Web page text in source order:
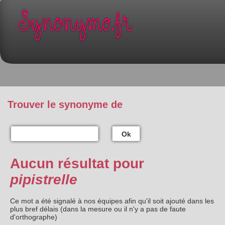
Trouver le synonyme de
Ok
Aucun résultat pour
pipistrelle
Ce mot a été signalé à nos équipes afin qu'il soit ajouté dans les
plus bref délais (dans la mesure ou il n'y a pas de faute
d'orthographe)